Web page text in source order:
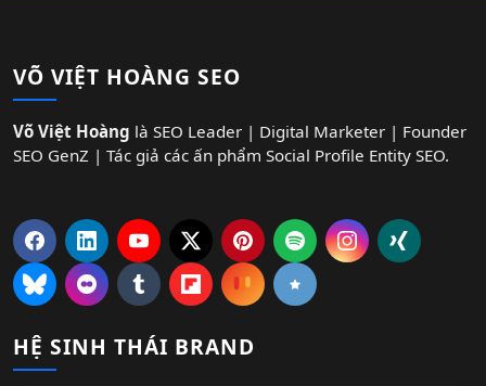
VÕ VIỆT HOÀNG SEO
Võ Việt Hoàng là SEO Leader | Digital Marketer | Founder
SEO GenZ | Tác giả các ấn phẩm Social Profile Entity SEO.
HỆ SINH THÁI BRAND